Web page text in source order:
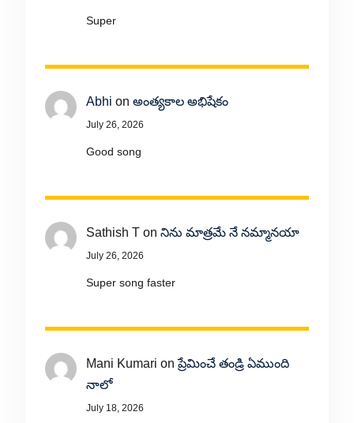
Super
Abhi on అంత్యకాల అభిషేకం
July 26, 2026
Good song
Sathish Ton నిను మాత్రమే నే నమ్మానయా
July 26, 2026
Super song faster
Mani Kumari onప్రేమించే తండ్రి ఏముంది
నాలో
July 18, 2026